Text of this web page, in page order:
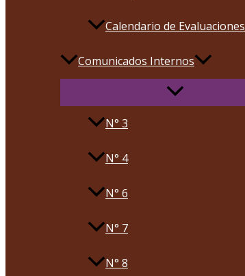
Calendario de Evaluaciones
Comunicados Internos
N° 3
N° 4
N° 6
N° 7
N° 8